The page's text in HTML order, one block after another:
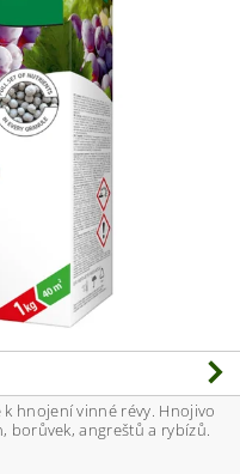
hnojení vinné révy. Hnojivo
borůvek, angreštů a rybízů.